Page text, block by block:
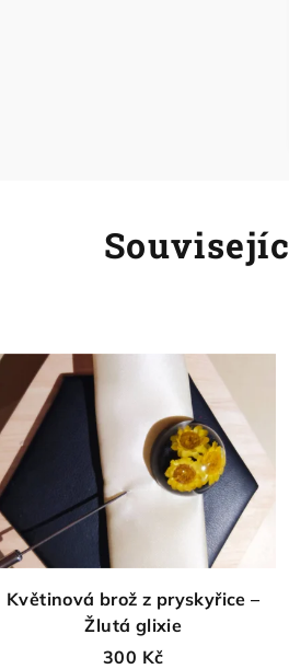
Květinová brož z pryskyřice –
Žlutá glixie
300 Kč